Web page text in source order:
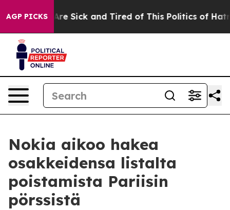
AGP PICKSAre Sick and Tired of This Politics of Hatred”
Nokia aikoo hakea
osakkeidensa listalta
poistamista Pariisin
pörssistä